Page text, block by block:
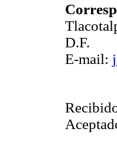
D.F.
E-mail: